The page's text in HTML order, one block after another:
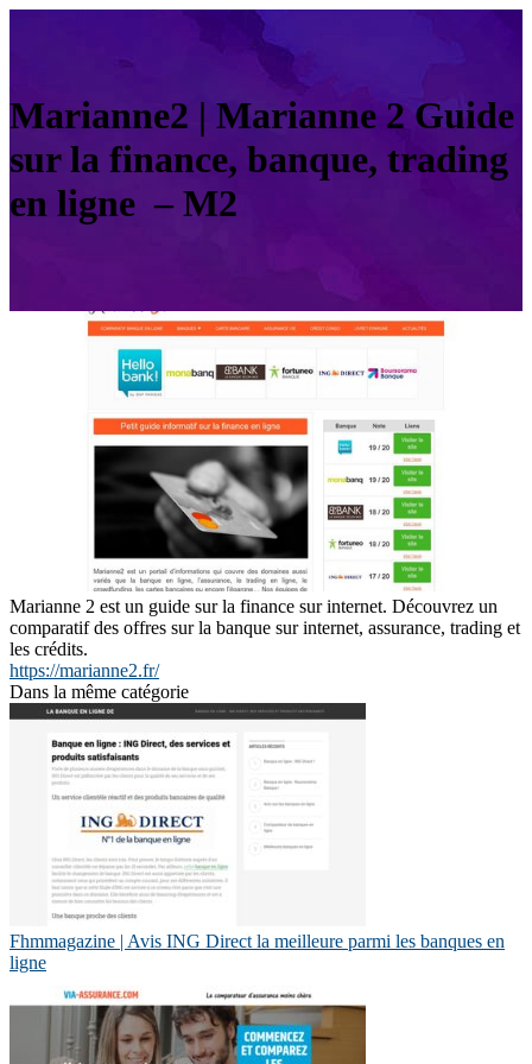
Marianne2 | Marianne 2 Guide
sur la finance, banque, trading
en ligne – M2
Marianne 2 est un guide sur la finance sur internet. Découvrez un
comparatif des offres sur la banque sur internet, assurance, trading et
les crédits.
https://marianne2.fr/
Dans la même catégorie
Fhmmagazine | Avis ING Direct la meilleure parmi les banques en
ligne